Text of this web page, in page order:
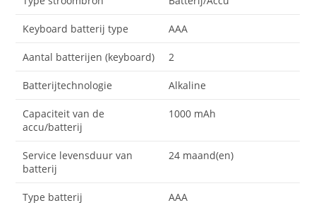
Keyboard batterij type AAA
Aantal batterijen (keyboard) 2
Batterijtechnologie Alkaline
Capaciteit van de
accu/batterij
1000 mAh
Service levensduur van
batterij
24 maand(en)
Type batterij AAA